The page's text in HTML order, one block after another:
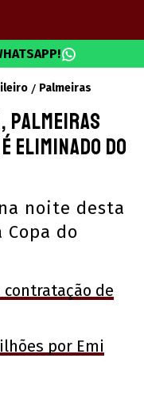
Palmeiras
Palmeiras
eliminado do
noite desta
do
contratação de
por Emi